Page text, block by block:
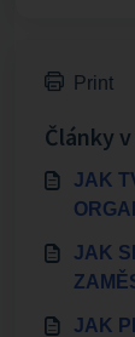
Print
Články
JAK
JAK
JAK